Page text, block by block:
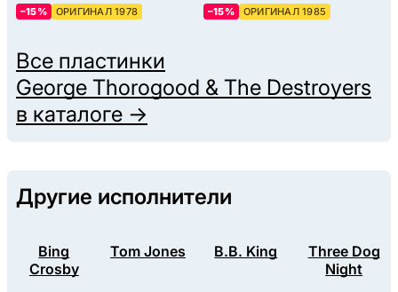
–15% ОРИГИНАЛ 1978 –15% ОРИГИНАЛ 1985
Все пластинки
George Thorogood & The Destroyers
в каталоге →
Другие исполнители
Bing
Crosby
Tom Jones B.B. King
Three Dog
Night